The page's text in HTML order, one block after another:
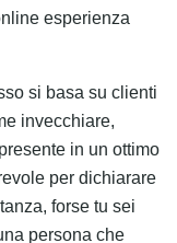
esperienza
si basa su clienti
invecchiare,
in un ottimo
per dichiarare
forse tu sei
persona che